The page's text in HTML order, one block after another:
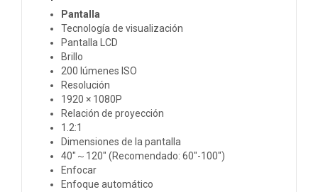
Pantalla
Tecnología de visualización
Pantalla LCD
Brillo
200 lúmenes ISO
Resolución
1920 × 1080P
Relación de proyección
1.2:1
Dimensiones de la pantalla
40"～120" (Recomendado: 60"-100")
Enfocar
Enfoque automático